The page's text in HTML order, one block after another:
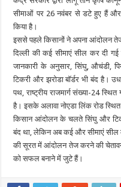
सीमाओं पर 26 नवंबर से डटे हुए हैं और
किया है।
इससे पहले किसानों ने अपना आंदोलन
दिल्ली की कई सीमाएं सील कर दी गई
जानकारी के अनुसार, सिंघु, औचंडी,
टिकरी और झरोडा बॉर्डर भी बंद है।
पथ, राष्ट्रीय राजमार्ग संख्या-24
है। इसके अलावा नोएडा लिंक रोड स्थित
किसान आंदोलन के चलते सिंघु और
बंद था, लेकिन अब कई और सीमाएं सील
की सूरत में आंदोलन तेज करने की
को सफल बनाने में जुटे हैं।